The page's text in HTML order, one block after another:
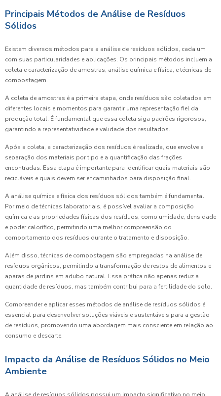
Principais Métodos de Análise de Resíduos
Sólidos
Existem diversos métodos para a análise de resíduos sólidos, cada um
com suas particularidades e aplicações. Os principais métodos incluem a
coleta e caracterização de amostras, análise química e física, e técnicas de
compostagem.
A coleta de amostras é a primeira etapa, onde resíduos são coletados em
diferentes locais e momentos para garantir uma representação fiel da
produção total. É fundamental que essa coleta siga padrões rigorosos,
garantindo a representatividade e validade dos resultados.
Após a coleta, a caracterização dos resíduos é realizada, que envolve a
separação dos materiais por tipo e a quantificação das frações
encontradas. Essa etapa é importante para identificar quais materiais são
recicláveis e quais devem ser encaminhados para disposição final.
A análise química e física dos resíduos sólidos também é fundamental.
Por meio de técnicas laboratoriais, é possível avaliar a composição
química e as propriedades físicas dos resíduos, como umidade, densidade
e poder calorífico, permitindo uma melhor compreensão do
comportamento dos resíduos durante o tratamento e disposição.
Além disso, técnicas de compostagem são empregadas na análise de
resíduos orgânicos, permitindo a transformação de restos de alimentos e
aparas de jardins em adubo natural. Essa prática não apenas reduz a
quantidade de resíduos, mas também contribui para a fertilidade do solo.
Compreender e aplicar esses métodos de análise de resíduos sólidos é
essencial para desenvolver soluções viáveis e sustentáveis para a gestão
de resíduos, promovendo uma abordagem mais consciente em relação ao
consumo e descarte.
Impacto da Análise de Resíduos Sólidos no Meio
Ambiente